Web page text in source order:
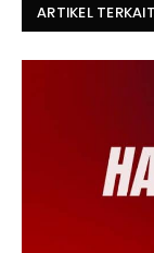
ARTIKEL TERKAIT